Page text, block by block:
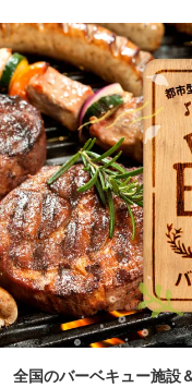
全国のバーベキュー施設